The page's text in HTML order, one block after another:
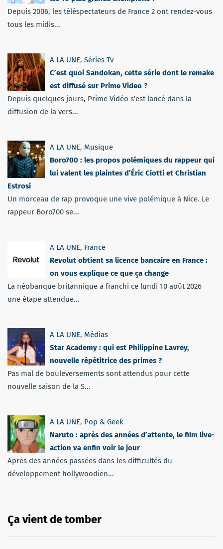
Depuis 2006, les téléspectateurs de France 2 ont rendez-vous
tous les midis...
A LA UNE, Séries Tv
C’est quoi Sandokan, cette série dont le remake
est diffusé sur Prime Video ?
Depuis quelques jours, Prime Vidéo s'est lancé dans la
diffusion de la vers...
A LA UNE, Musique
Boro700 : les propos polémiques du rappeur qui
lui valent les plaintes d’Éric Ciotti et Christian
Estrosi
Un morceau de rap provoque une vive polémique à Nice. Le
rappeur Boro700 se...
A LA UNE, France
Revolut obtient sa licence bancaire en France :
on vous explique ce que ça change
La néobanque britannique a franchi ce lundi 10 août 2026
une étape attendue...
A LA UNE, Médias
Star Academy : qui est Philippine Lavrey,
nouvelle répétitrice des primes ?
Pas mal de bouleversements sont attendus pour cette
nouvelle saison de la S...
A LA UNE, Pop & Geek
Naruto : après des années d’attente, le film live-
action va enfin voir le jour
Après des années passées dans les difficultés du
développement hollywoodien...
Ça vient de tomber